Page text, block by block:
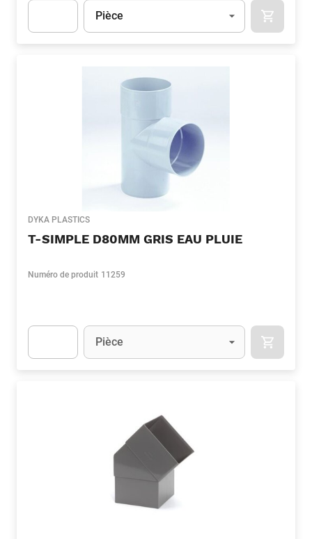
Unité
Pièce
DYKA PLASTICS
T-SIMPLE D80MM GRIS EAU PLUIE
Numéro de produit 11259
Unité
Pièce